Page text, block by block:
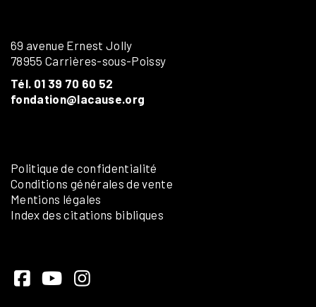
69 avenue Ernest Jolly
78955 Carrières-sous-Poissy
Tél. 01 39 70 60 52
fondation@lacause.org
Politique de confidentialité
Conditions générales de vente
Mentions légales
Index des citations bibliques